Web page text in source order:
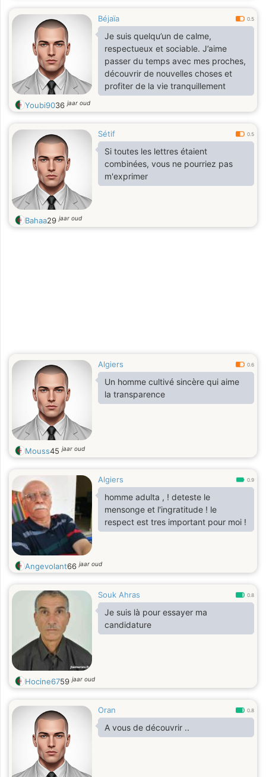
Béjaïa 0.5
Je suis quelqu’un de calme,
respectueux et sociable. J’aime
passer du temps avec mes proches,
découvrir de nouvelles choses et
profiter de la vie tranquillement
Youbi9036jaar oud
Sétif 0.5
Si toutes les lettres étaient
combinées, vous ne pourriez pas
m'exprimer
Bahaa29jaar oud
Algiers 0.6
Un homme cultivé sincère qui aime
la transparence
Mouss45jaar oud
Algiers 0.9
homme adulta , ! deteste le
mensonge et l'ingratitude ! le
respect est tres important pour moi !
Angevolant66jaar oud
Souk Ahras 0.8
Je suis là pour essayer ma
candidature
Hocine6759jaar oud
Oran 0.8
A vous de découvrir ..